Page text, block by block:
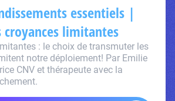
essentiels |
croyances limitantes
: le choix de transmuter les
notre déploiement! Par Emilie
CNV et thérapeute avec la